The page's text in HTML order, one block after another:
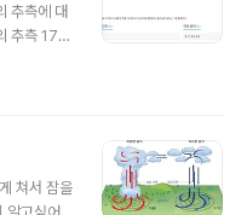
추측에 대
추측 174
냅니다.
잘 봐야
소수"로
상의 모든
쳐서 잠을